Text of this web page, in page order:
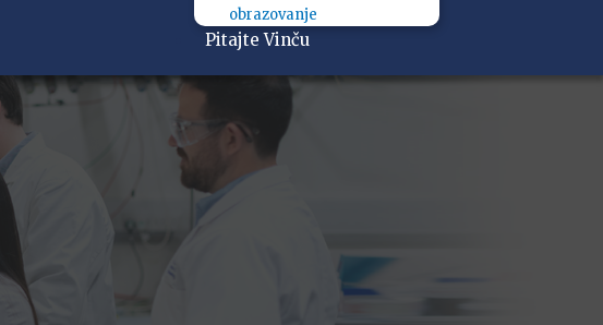
obrazovanje
Pitajte Vinču